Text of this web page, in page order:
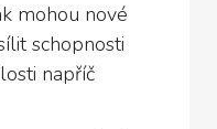
mohou nové
schopnosti
napříč